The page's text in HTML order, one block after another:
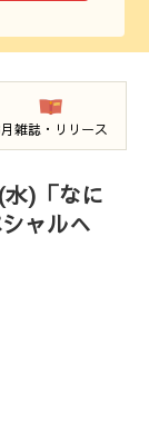
雑誌・リリース
水)「なに
ャルへ